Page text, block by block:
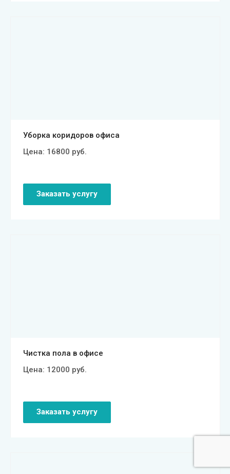
Уборка коридоров офиса
Цена: 16800 руб.
Заказать услугу
Чистка пола в офисе
Цена: 12000 руб.
Заказать услугу